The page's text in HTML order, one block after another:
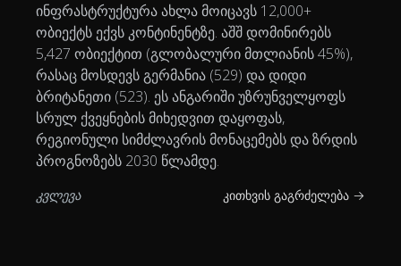
ინფრასტრუქტურა ახლა მოიცავს 12,000+
ობიექტს ექვს კონტინენტზე. აშშ დომინირებს
5,427 ობიექტით (გლობალური მთლიანის 45%),
რასაც მოსდევს გერმანია (529) და დიდი
ბრიტანეთი (523). ეს ანგარიში უზრუნველყოფს
სრულ ქვეყნების მიხედვით დაყოფას,
რეგიონული სიმძლავრის მონაცემებს და ზრდის
პროგნოზებს 2030 წლამდე.
კვლევა კითხვის გაგრძელება →